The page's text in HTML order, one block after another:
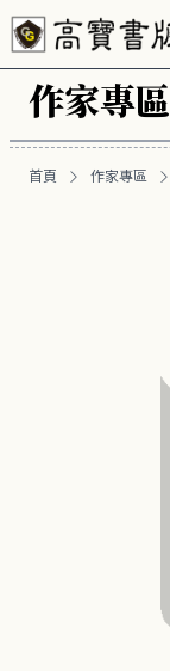
作家專區
首頁 作家專區